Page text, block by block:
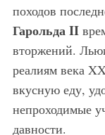
походов
Гарольда II
вторжений.
реалиям века
вкусную еду,
непроходимые
давности.